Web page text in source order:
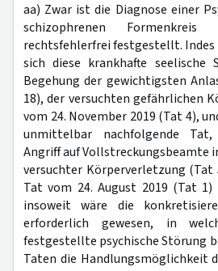
aa) Zwar ist die Diagnose einer
schizophrenen Formenkreis
rechtsfehlerfrei festgestellt. Indes
sich diese krankhafte seelische
Begehung der gewichtigsten
18), der versuchten gefährlichen
vom 24. November 2019 (Tat 4),
unmittelbar nachfolgende
Angriff auf Vollstreckungsbeamte
versuchter Körperverletzung (Tat
Tat vom 24. August 2019 (Tat 1)
insoweit wäre die
erforderlich gewesen, in
festgestellte psychische Störung
Taten die Handlungsmöglichkeit